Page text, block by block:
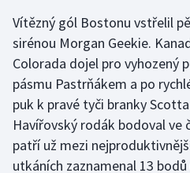
Ostatní
Vítězný gól Bostonu vstřelil
sirénou Morgan Geekie.
Colorada dojel pro vyhozený
pásmu Pastrňákem a po
puk k pravé tyči branky
Havířovský rodák bodoval
patří už mezi
utkáních zaznamenal 13